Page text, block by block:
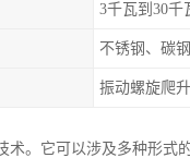
3千瓦到30千
不锈钢、碳钢
振动螺旋爬
。它可以涉及多种形式